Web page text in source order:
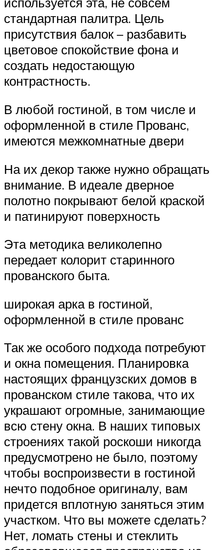
стандартная палитра. Цель
присутствия балок – разбавить
цветовое спокойствие фона и
создать недостающую
контрастность.
В любой гостиной, в том числе и
оформленной в стиле Прованс,
имеются межкомнатные двери
На их декор также нужно обращать
внимание. В идеале дверное
полотно покрывают белой краской
и патинируют поверхность
Эта методика великолепно
передает колорит старинного
прованского быта.
широкая арка в гостиной,
оформленной в стиле прованс
Так же особого подхода потребуют
и окна помещения. Планировка
настоящих французских домов в
прованском стиле такова, что их
украшают огромные, занимающие
всю стену окна. В наших типовых
строениях такой роскоши никогда
предусмотрено не было, поэтому
чтобы воспроизвести в гостиной
нечто подобное оригиналу, вам
придется вплотную заняться этим
участком. Что вы можете сделать?
Нет, ломать стены и стеклить